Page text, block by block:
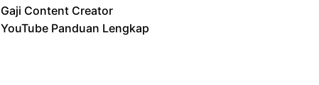
Gaji Content Creator
YouTube Panduan Lengkap